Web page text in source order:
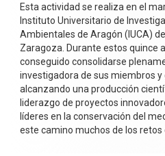
Esta actividad se realiza en el
Instituto Universitario de
Ambientales de Aragón (IUCA)
Zaragoza. Durante estos quince
conseguido consolidarse
investigadora de sus miembros
alcanzando una producción
liderazgo de proyectos
líderes en la conservación del
este camino muchos de los retos